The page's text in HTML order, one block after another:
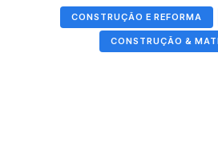
CONSTRUÇÃO E REFORMA
CONSTRUÇÃO &